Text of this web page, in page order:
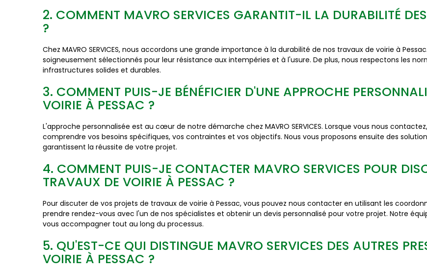
2. COMMENT MAVRO SERVICES GARANTIT-IL LA DURABILITÉ
?
Chez MAVRO SERVICES, nous accordons une grande importance à la durabilité de nos travaux de voirie à
soigneusement sélectionnés pour leur résistance aux intempéries et à l'usure. De plus, nous respectons les
infrastructures solides et durables.
3. COMMENT PUIS-JE BÉNÉFICIER D'UNE APPROCHE
VOIRIE À PESSAC ?
L'approche personnalisée est au cœur de notre démarche chez MAVRO SERVICES. Lorsque vous nous
comprendre vos besoins spécifiques, vos contraintes et vos objectifs. Nous vous proposons ensuite des
garantissent la réussite de votre projet.
4. COMMENT PUIS-JE CONTACTER MAVRO SERVICES POUR
TRAVAUX DE VOIRIE À PESSAC ?
Pour discuter de vos projets de travaux de voirie à Pessac, vous pouvez nous contacter en utilisant les
prendre rendez-vous avec l'un de nos spécialistes et obtenir un devis personnalisé pour votre projet. Notre
vous accompagner tout au long du processus.
5. QU'EST-CE QUI DISTINGUE MAVRO SERVICES DES AUTRES
VOIRIE À PESSAC ?